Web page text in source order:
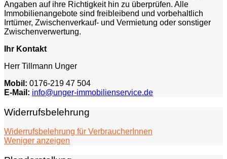
Angaben auf ihre Richtigkeit hin zu überprüfen. Alle
Immobilienangebote sind freibleibend und vorbehaltlich
Irrtümer, Zwischenverkauf- und Vermietung oder sonstiger
Zwischenverwertung.
Ihr Kontakt
Herr Tillmann Unger
Mobil: 0176-219 47 504
E-Mail: info@unger-immobilienservice.de
Widerrufsbelehrung
Sie haben das Recht, binnen vierzehn Tagen ohne Angabe
von Gründen diesen Vertrag zu widerrufen. Die Widerrufsfrist
Widerrufsbelehrung für VerbraucherInnen
Weniger anzeigen